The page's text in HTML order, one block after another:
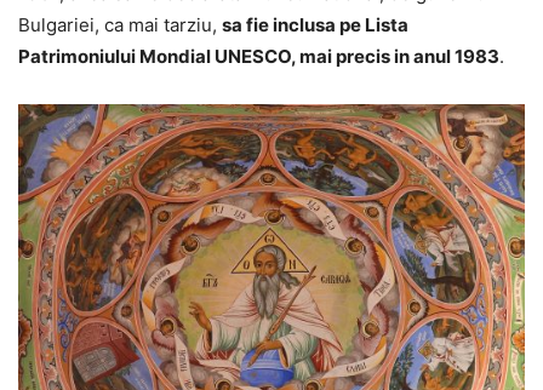
Bulgariei, ca mai tarziu, sa fie inclusa pe Lista
Patrimoniului Mondial UNESCO, mai precis in anul 1983.